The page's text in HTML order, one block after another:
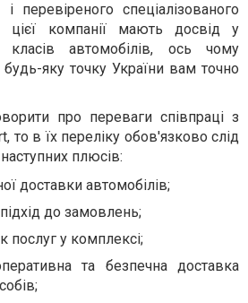
перевіреного спеціалізованого
цієї компанії мають досвід у
класів автомобілів, ось чому
яку точку України вам точно
про переваги співпраці з
то в їх переліку обов'язково слід
плюсів:
доставки автомобілів;
до замовлень;
послуг у комплексі;
та безпечна доставка